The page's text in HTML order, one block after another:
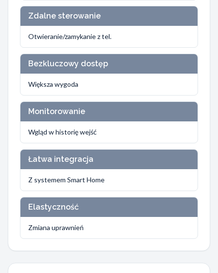
Zdalne sterowanie
Otwieranie/zamykanie z tel.
Bezkluczowy dostęp
Większa wygoda
Monitorowanie
Wgląd w historię wejść
Łatwa integracja
Z systemem Smart Home
Elastyczność
Zmiana uprawnień